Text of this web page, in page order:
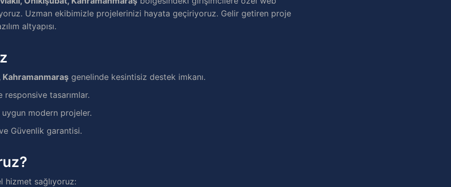
Uzman ekibimizle projelerinizi hayata geçiriyoruz. Gelir getiren proje
altyapısı.
Kahramanmaraş genelinde kesintisiz destek imkanı.
responsive tasarımlar.
modern projeler.
Güvenlik garantisi.
hizmet sağlıyoruz: